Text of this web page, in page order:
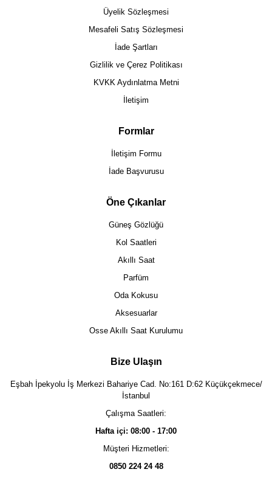
Üyelik Sözleşmesi
Mesafeli Satış Sözleşmesi
İade Şartları
Gizlilik ve Çerez Politikası
KVKK Aydınlatma Metni
İletişim
Formlar
İletişim Formu
İade Başvurusu
Öne Çıkanlar
Güneş Gözlüğü
Kol Saatleri
Akıllı Saat
Parfüm
Oda Kokusu
Aksesuarlar
Osse Akıllı Saat Kurulumu
Bize Ulaşın
Eşbah İpekyolu İş Merkezi Bahariye Cad. No:161 D:62 Küçükçekmece/
İstanbul
Çalışma Saatleri:
Hafta içi: 08:00 - 17:00
Müşteri Hizmetleri:
0850 224 24 48